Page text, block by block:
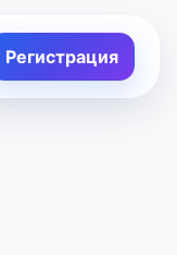
Регистрация